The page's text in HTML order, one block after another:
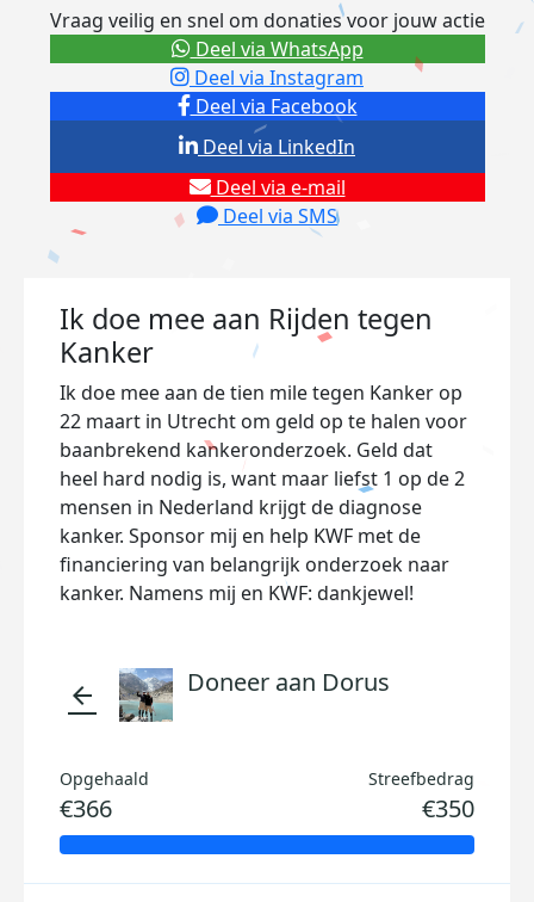
Vraag veilig en snel om donaties voor jouw actie
Deel via Facebook
Deel via Instagram
Deel via e-mail
Deel via SMS
Deel via LinkedIn
Deel via WhatsApp
Ik doe mee aan Rijden tegen
Kanker
Ik doe mee aan de tien mile tegen Kanker op
22 maart in Utrecht om geld op te halen voor
baanbrekend kankeronderzoek. Geld dat
heel hard nodig is, want maar liefst 1 op de 2
mensen in Nederland krijgt de diagnose
kanker. Sponsor mij en help KWF met de
financiering van belangrijk onderzoek naar
kanker. Namens mij en KWF: dankjewel!
arrow_back Doneer aan Dorus
Opgehaald
€366
Streefbedrag
€350